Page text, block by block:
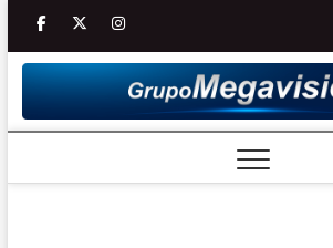
Saltar
contenido
facebooktwitter
Youtube
instagram